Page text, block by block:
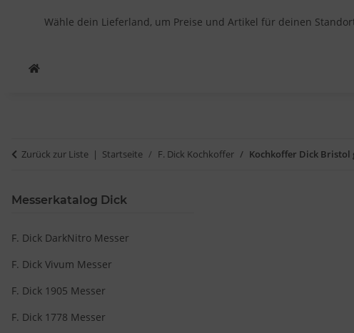
Wähle dein Lieferland, um Preise und Artikel für deinen
Zurück zur Liste Startseite F. Dick Kochkoffer Kochkoffer Dick Bristol
Messerkatalog Dick
F. Dick DarkNitro Messer
F. Dick Vivum Messer
F. Dick 1905 Messer
F. Dick 1778 Messer